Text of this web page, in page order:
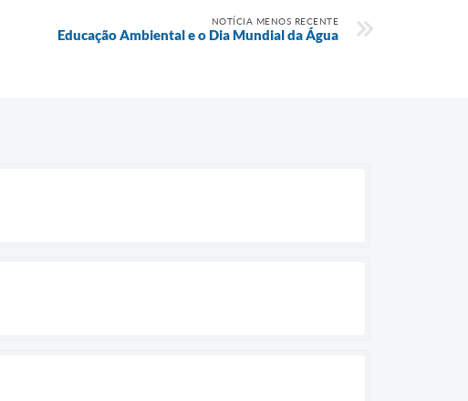
NOTÍCIA MENOS RECENTE
Educação Ambiental e o Dia Mundial da Água